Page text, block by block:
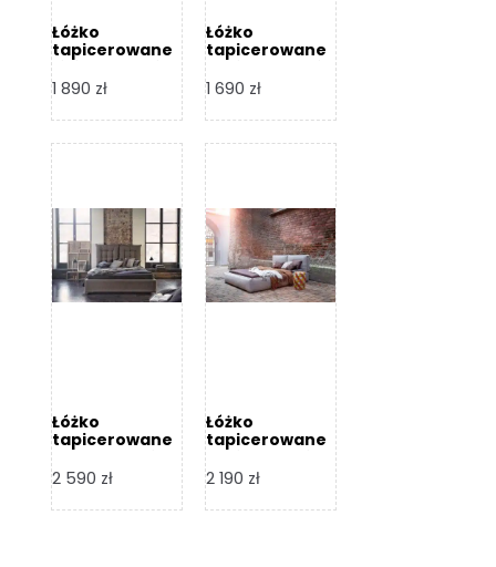
Łóżko
tapicerowane
Design
1 890 zł
Łóżko
tapicerowane
Design
1 690 zł
Łóżko
tapicerowane
Design
2 590 zł
Łóżko
tapicerowane
Design
2 190 zł